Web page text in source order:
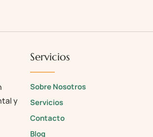
y
Servicios
Sobre Nosotros
Servicios
Contacto
Blog